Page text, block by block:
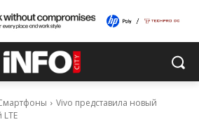
Vivo представила новый